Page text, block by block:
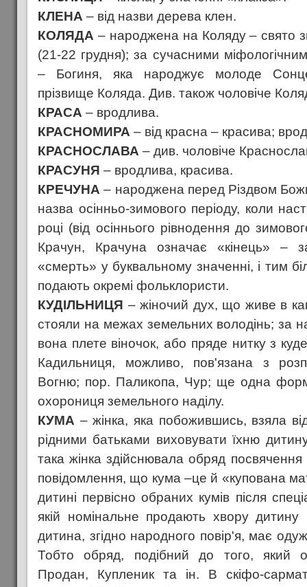
КЛЕНА – від назви дерева клен.
КОЛЯДА – народжена на Коляду – свято
(21-22 грудня); за сучасними
– Богиня, яка народжує молоде
прізвище Коляда. Див. також чоловіче
КРАСА – вродлива.
КРАСНОМИРА – від красна – красива;
КРАСНОСЛАВА – див. чоловіче
КРАСУНЯ – вродлива, красива.
КРЕЧУНА – народжена перед Різдвом
назва осінньо-зимового періоду, коли
році (від осіннього рівнодення до
Крачун, Крачуна означає «кінець» –
«смерть» у буквальному значенні, і тим
подають окремі фольклористи.
КУДІЛЬНИЦЯ – жіночий дух, що живе в
стояли на межах земельних володінь; за
вона плете віночок, або пряде нитку з
Кадильниця, можливо, пов'язана з
Вогню; пор. Паликопа, Чур; ще одна
охорониця земельного наділу.
КУМА – жінка, яка побожившись, взяла
рідними батьками виховувати їхню
така жінка здійснювала обряд
повідомлення, що кума –це й «купована
дитині первісно обраних кумів після
якій номінальне продають хвору
дитина, згідно народного повір'я, має
Тобто обряд, подібний до того, який
Продан, Купленик та ін. В скіфо-